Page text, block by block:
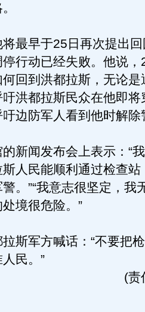
早于25日再次提出回
行动已经失败。他说
回到洪都拉斯，无论是
洪都拉斯民众在他即将
边防军人看到他时解除
闻发布会上表示：“
人民能顺利通过检查站
。”“我意志很坚定，我
境很危险。”
军方喊话：“不要把
民。”
(责